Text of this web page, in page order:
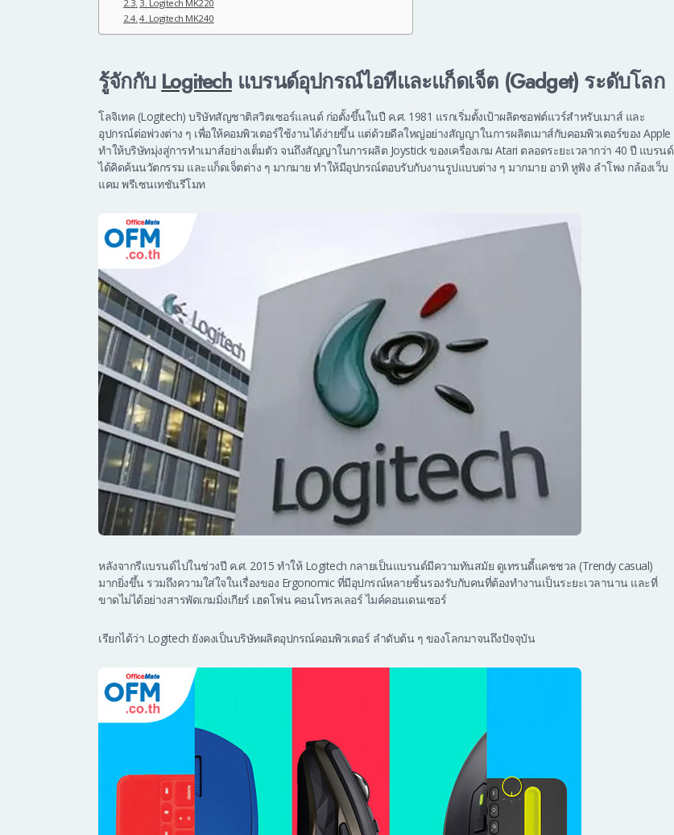
3. Logitech MK220
4. Logitech MK240
รู้จักกับ Logitechแบรนด์อุปกรณ์ไอทีและแก็ดเจ็ต (Gadget) ระดับโลก
โลจิเทค (Logitech) บริษัทสัญชาติสวิตเซอร์แลนด์ ก่อตั้งขึ้นในปี ค.ศ. 1981 แรกเริ่มตั้งเป้าผลิตซอฟต์แวร์สำหรับเมาส์ และ
อุปกรณ์ต่อพ่วงต่าง ๆ เพื่อให้คอมพิวเตอร์ใช้งานได้ง่ายขึ้น แต่ด้วยดีลใหญ่อย่างสัญญาในการผลิตเมาส์กับคอมพิวเตอร์ของ Apple
ทำให้บริษัทมุ่งสู่การทำเมาส์อย่างเต็มตัว จนถึงสัญญาในการผลิต Joystick ของเครื่องเกม Atari ตลอดระยะเวลากว่า 40 ปี แบรนด์
ได้คิดค้นนวัตกรรม และแก็ดเจ็ตต่าง ๆ มากมาย ทำให้มีอุปกรณ์ตอบรับกับงานรูปแบบต่าง ๆ มากมาย อาทิ หูฟัง ลำโพง กล้องเว็บ
แคม พรีเซนเทชันรีโมท
หลังจากรีแบรนด์ไปในช่วงปี ค.ศ. 2015 ทำให้ Logitech กลายเป็นแบรนด์มีความทันสมัย ดูเทรนดี้แคชชวล (Trendy casual)
มากยิ่งขึ้น รวมถึงความใส่ใจในเรื่องของ Ergonomic ที่มีอุปกรณ์หลายชิ้นรองรับกับคนที่ต้องทำงานเป็นระยะเวลานาน และที่
ขาดไม่ได้อย่างสารพัดเกมมิ่งเกียร์ เฮดโฟน คอนโทรลเลอร์ ไมค์คอนเดนเซอร์
เรียกได้ว่า Logitech ยังคงเป็นบริษัทผลิตอุปกรณ์คอมพิวเตอร์ ลำดับต้น ๆ ของโลกมาจนถึงปัจจุบัน